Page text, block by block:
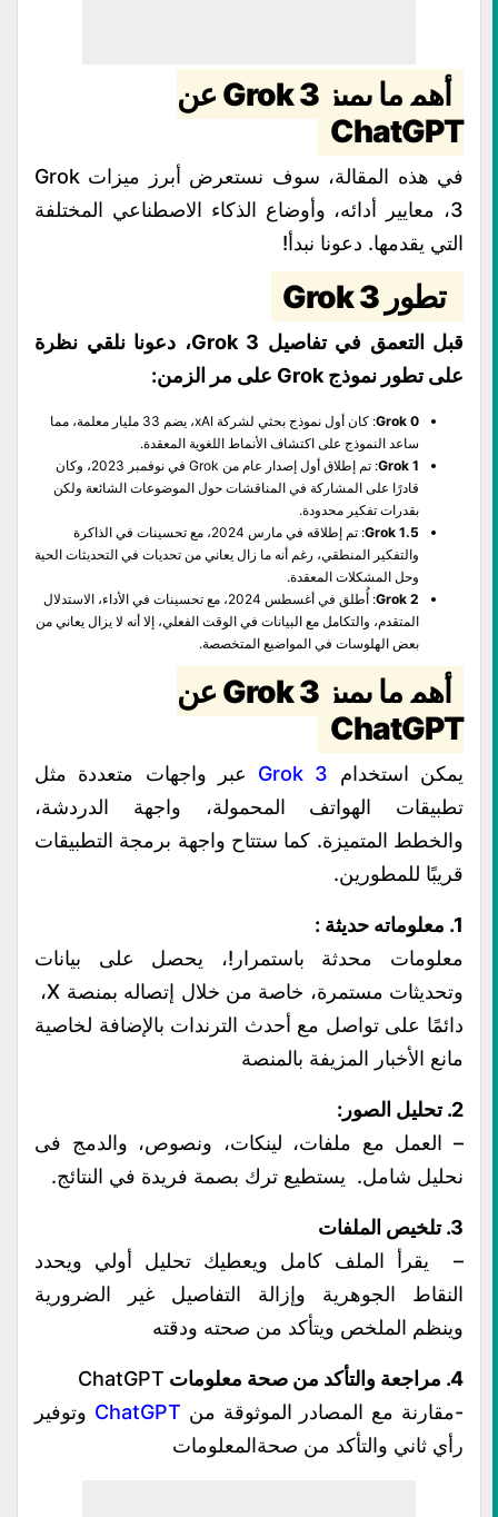
أهم ما يميز Grok 3 عن
ChatGPT
في هذه المقالة، سوف نستعرض أبرز ميزات Grok
3، معايير أدائه، وأوضاع الذكاء الاصطناعي المختلفة
التي يقدمها. دعونا نبدأ!
تطور Grok 3
قبل التعمق في تفاصيل Grok 3، دعونا نلقي نظرة
على تطور نموذج Grok على مر الزمن:
Grok 0
: كان أول نموذج بحثي لشركة xAI، يضم 33 مليار معلمة، مما
ساعد النموذج على اكتشاف الأنماط اللغوية المعقدة.
Grok 1
: تم إطلاق أول إصدار عام من Grok في نوفمبر 2023، وكان
قادرًا على المشاركة في المناقشات حول الموضوعات الشائعة ولكن
بقدرات تفكير محدودة.
Grok 1.5
: تم إطلاقه في مارس 2024، مع تحسينات في الذاكرة
والتفكير المنطقي، رغم أنه ما زال يعاني من تحديات في التحديثات الحية
وحل المشكلات المعقدة.
Grok 2
: أُطلق في أغسطس 2024، مع تحسينات في الأداء، الاستدلال
المتقدم، والتكامل مع البيانات في الوقت الفعلي، إلا أنه لا يزال يعاني من
بعض الهلوسات في المواضيع المتخصصة.
أهم ما يميز Grok 3 عن
ChatGPT
يمكن استخدام Grok 3 عبر واجهات متعددة مثل
تطبيقات الهواتف المحمولة، واجهة الدردشة،
والخطط المتميزة. كما ستتاح واجهة برمجة التطبيقات
قريبًا للمطورين.
1. معلوماته حديثة :
معلومات محدثة باستمرار!، يحصل على بيانات
وتحديثات مستمرة، خاصة من خلال إتصاله بمنصة X،
دائمًا على تواصل مع أحدث الترندات بالإضافة لخاصية
مانع الأخبار المزيفة بالمنصة
2. تحليل الصور:
– العمل مع ملفات، لينكات، ونصوص، والدمج فى
نحليل شامل. يستطيع ترك بصمة فريدة في النتائج.
3. تلخيص الملفات
– يقرأ الملف كامل ويعطيك تحليل أولي ويحدد
النقاط الجوهرية وإزالة التفاصيل غير الضرورية
وينظم الملخص ويتأكد من صحته ودقته
4. مراجعة والتأكد من صحة معلومات
ChatGPT
-مقارنة مع المصادر الموثوقة من ChatGPT وتوفير
رأي ثاني والتأكد من صحةالمعلومات